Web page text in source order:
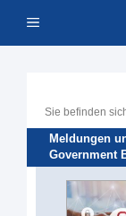
Inhalt Menü
Sie befinden
Meldungen
Government